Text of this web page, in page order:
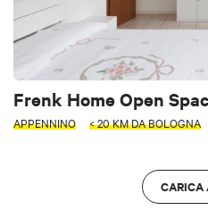
Frenk Home Open
APPENNINO < 20 KM DA BOLOGNA
CARICA